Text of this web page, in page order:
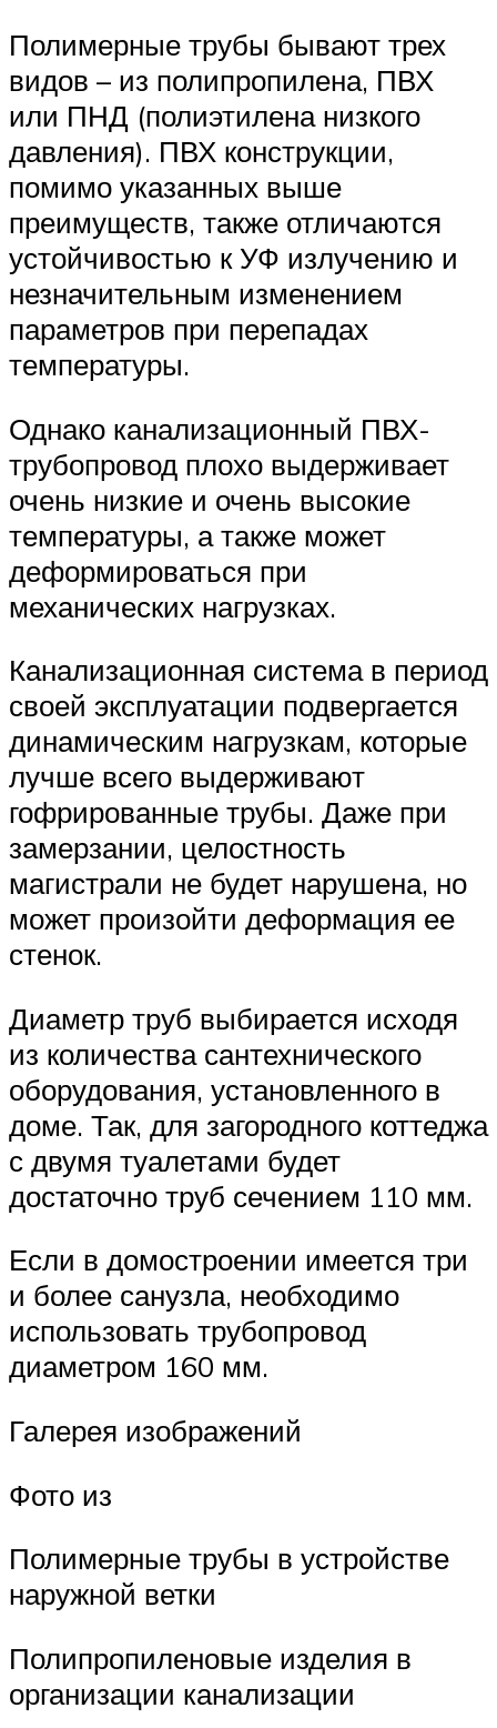
Полимерные трубы бывают трех
видов – из полипропилена, ПВХ
или ПНД (полиэтилена низкого
давления). ПВХ конструкции,
помимо указанных выше
преимуществ, также отличаются
устойчивостью к УФ излучению и
незначительным изменением
параметров при перепадах
температуры.
Однако канализационный ПВХ-
трубопровод плохо выдерживает
очень низкие и очень высокие
температуры, а также может
деформироваться при
механических нагрузках.
Канализационная система в период
своей эксплуатации подвергается
динамическим нагрузкам, которые
лучше всего выдерживают
гофрированные трубы. Даже при
замерзании, целостность
магистрали не будет нарушена, но
может произойти деформация ее
стенок.
Диаметр труб выбирается исходя
из количества сантехнического
оборудования, установленного в
доме. Так, для загородного коттеджа
с двумя туалетами будет
достаточно труб сечением 110 мм.
Если в домостроении имеется три
и более санузла, необходимо
использовать трубопровод
диаметром 160 мм.
Галерея изображений
Фото из
Полимерные трубы в устройстве
наружной ветки
Полипропиленовые изделия в
организации канализации